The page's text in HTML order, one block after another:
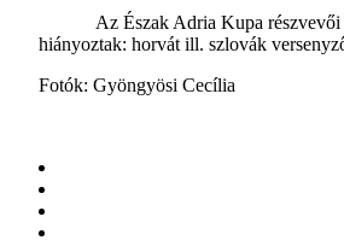
Az Észak Adria Kupa részvevői
hiányoztak: horvát ill. szlovák
Fotók: Gyöngyösi Cecília